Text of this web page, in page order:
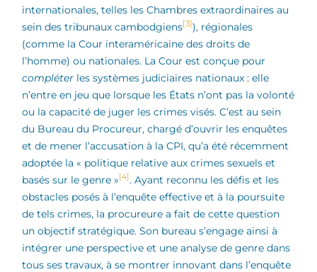
internationales, telles les Chambres extraordinaires au
sein des tribunaux cambodgiens[3]), régionales
(comme la Cour interaméricaine des droits de
l’homme) ou nationales. La Cour est conçue pour
compléter les systèmes judiciaires nationaux : elle
n’entre en jeu que lorsque les États n’ont pas la volonté
ou la capacité de juger les crimes visés. C’est au sein
du Bureau du Procureur, chargé d’ouvrir les enquêtes
et de mener l’accusation à la CPI, qu’a été récemment
adoptée la « politique relative aux crimes sexuels et
basés sur le genre » [4]. Ayant reconnu les défis et les
obstacles posés à l’enquête effective et à la poursuite
de tels crimes, la procureure a fait de cette question
un objectif stratégique. Son bureau s’engage ainsi à
intégrer une perspective et une analyse de genre dans
tous ses travaux, à se montrer innovant dans l’enquête